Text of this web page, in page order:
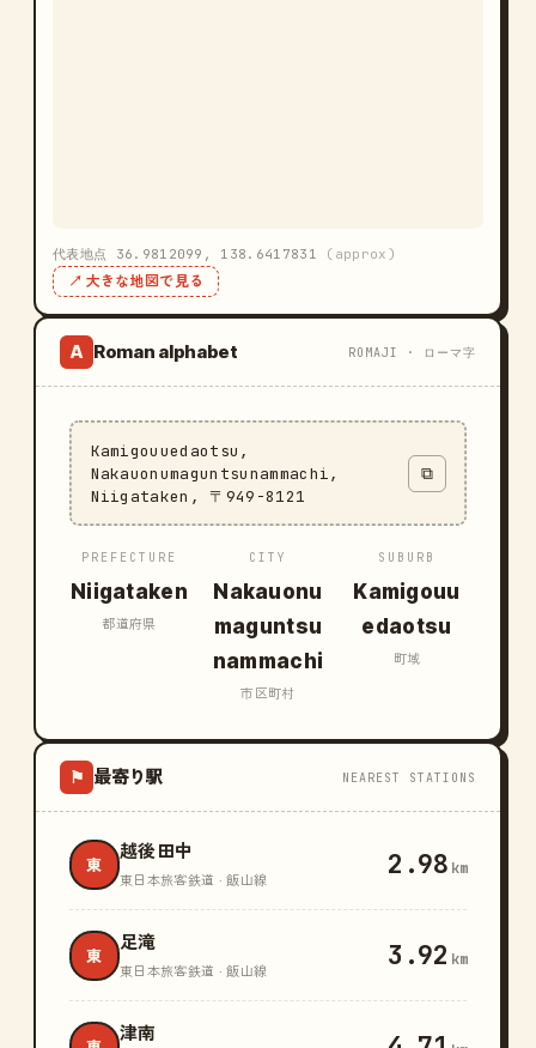
代表地点 36.9812099, 138.6417831 (approx)
↗ 大きな地図で見る
A Roman alphabet ROMAJI · ローマ字
Kamigouuedaotsu,
Nakauonumaguntsunammachi,
Niigataken, 〒949-8121
⧉
PREFECTURE
Niigataken
都道府県
CITY
Nakauonu
maguntsu
nammachi
市区町村
SUBURB
Kamigouu
edaotsu
町域
⚑ 最寄り駅 NEAREST STATIONS
東
越後田中
東日本旅客鉄道 · 飯山線 2.98 km
東
足滝
東日本旅客鉄道 · 飯山線 3.92 km
津南